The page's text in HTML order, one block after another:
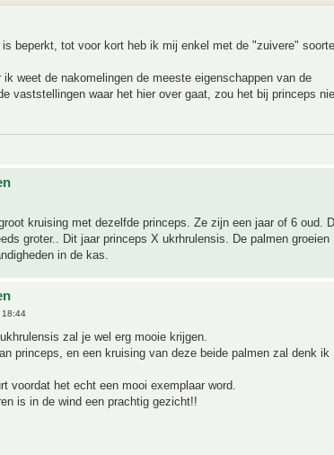
beperkt, tot voor kort heb ik mij enkel met de "zuivere"
weet de nakomelingen de meeste eigenschappen van de
vaststellingen waar het hier over gaat, zou het bij princeps
kruising met dezelfde princeps. Ze zijn een jaar of 6 oud.
groter.. Dit jaar princeps X ukrhrulensis. De palmen groeien
in de kas.
18:44
zal je wel erg mooie krijgen.
princeps, en een kruising van deze beide palmen zal denk ik
voordat het echt een mooi exemplaar word.
is in de wind een prachtig gezicht!!